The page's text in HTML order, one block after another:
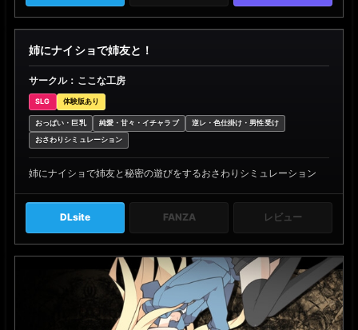
姉にナイショで姉友と！
サークル：ここな工房
SLG 体験版あり
おっぱい・巨乳 純愛・甘々・イチャラブ
逆レ・色仕掛け・男性受け
おさわりシミュレーション
姉にナイショで姉友と秘密の遊びをするおさわりシミュレーション
DLsite FANZA レビュー